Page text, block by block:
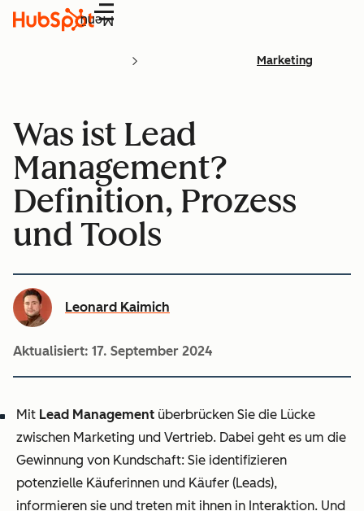
Menü
Marketing
Was ist Lead
Management?
Definition, Prozess
und Tools
Leonard Kaimich
Aktualisiert: 17. September 2024
Mit Lead Management überbrücken Sie die Lücke
zwischen Marketing und Vertrieb. Dabei geht es um die
Gewinnung von Kundschaft: Sie identifizieren
potenzielle Käuferinnen und Käufer (Leads),
informieren sie und treten mit ihnen in Interaktion. Und